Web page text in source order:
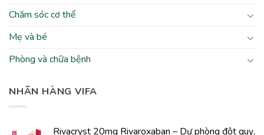
Chăm sóc cơ thể
Mẹ và bé
Phòng và chữa bệnh
NHÃN HÀNG VIFA
Rivacryst 20mg Rivaroxaban – Dự phòng đột quỵ,